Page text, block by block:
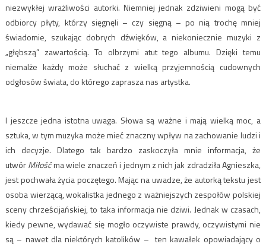
niezwykłej wrażliwości autorki. Niemniej jednak zdziwieni mogą być
odbiorcy płyty, którzy sięgnęli – czy sięgną – po nią trochę mniej
świadomie, szukając dobrych dźwięków, a niekoniecznie muzyki z
„głębszą” zawartością. To olbrzymi atut tego albumu. Dzięki temu
niemalże każdy może słuchać z wielką przyjemnością cudownych
odgłosów świata, do którego zaprasza nas artystka.
I jeszcze jedna istotna uwaga. Słowa są ważne i mają wielką moc, a
sztuka, w tym muzyka może mieć znaczny wpływ na zachowanie ludzi i
ich decyzje. Dlatego tak bardzo zaskoczyła mnie informacja, że
utwórMiłośćma wiele znaczeń i jednym z nich jak zdradziła Agnieszka,
jest pochwała życia poczętego. Mając na uwadze, że autorką tekstu jest
osoba wierzącą, wokalistka jednego z ważniejszych zespołów polskiej
sceny chrześcijańskiej, to taka informacja nie dziwi. Jednak w czasach,
kiedy pewne, wydawać się mogło oczywiste prawdy, oczywistymi nie
są – nawet dla niektórych katolików – ten kawałek opowiadający o